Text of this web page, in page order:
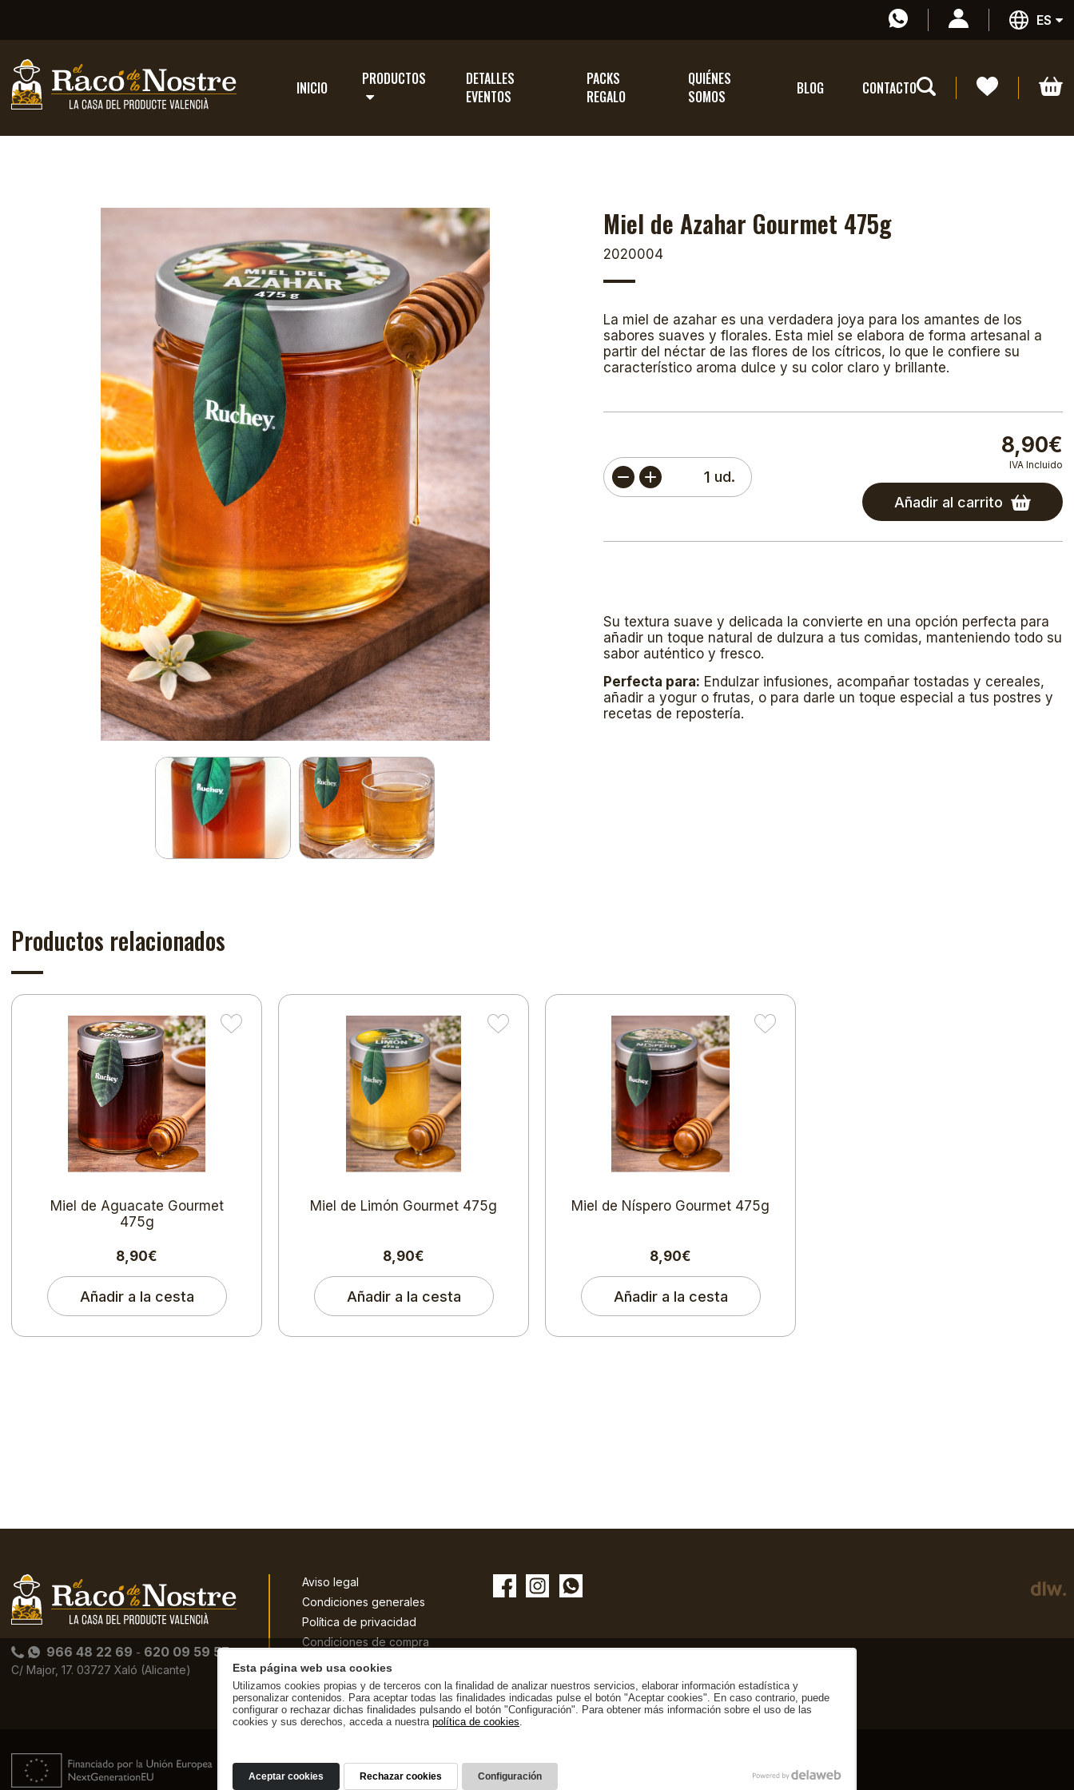
ES
INICIO PRODUCTOS
DETALLES
EVENTOS
PACKS
REGALO
QUIÉNES
SOMOS
BLOG CONTACTO
Miel de Azahar Gourmet 475g
2020004
La miel de azahar es una verdadera joya para los amantes de los
sabores suaves y florales. Esta miel se elabora de forma artesanal a
partir del néctar de las flores de los cítricos, lo que le confiere su
característico aroma dulce y su color claro y brillante.
ud.
8,90€
IVA Incluido
Añadir al carrito
Su textura suave y delicada la convierte en una opción perfecta para
añadir un toque natural de dulzura a tus comidas, manteniendo todo su
sabor auténtico y fresco.
Perfecta para: Endulzar infusiones, acompañar tostadas y cereales,
añadir a yogur o frutas, o para darle un toque especial a tus postres y
recetas de repostería.
Productos relacionados
Miel de Aguacate Gourmet
475g
8,90€
Añadir a la cesta
Miel de Limón Gourmet 475g
8,90€
Añadir a la cesta
Miel de Níspero Gourmet 475g
8,90€
Añadir a la cesta
966 48 22 69 - 620 09 59 57
C/ Major, 17. 03727 Xaló (Alicante)
Aviso legal
Condiciones generales
Política de privacidad
Condiciones de compra
Política de cookies
Esta página web usa cookies
Utilizamos cookies propias y de terceros con la finalidad de analizar nuestros servicios, elaborar información estadística y
personalizar contenidos. Para aceptar todas las finalidades indicadas pulse el botón "Aceptar cookies". En caso contrario, puede
configurar o rechazar dichas finalidades pulsando el botón "Configuración". Para obtener más información sobre el uso de las
cookies y sus derechos, acceda a nuestra política de cookies.
Aceptar cookies Rechazar cookies Configuración